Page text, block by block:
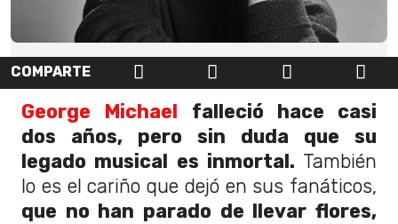
COMPARTE
George Michael
falleció hace casi
dos años, pero sin duda que su
legado musical es inmortal. También
lo es el cariño que dejó en sus fanáticos,
que no han parado de llevar flores,